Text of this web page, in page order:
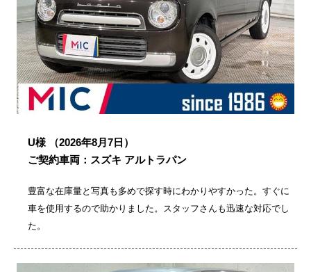
U様
（2026年8月7日）
ご契約車両：スズキ アルトラパン
豊富な在庫量と写真も多めで探す時にわかりやすかった。すぐに
車を使用するので助かりました。スタッフさんも迅速な対応でし
た。